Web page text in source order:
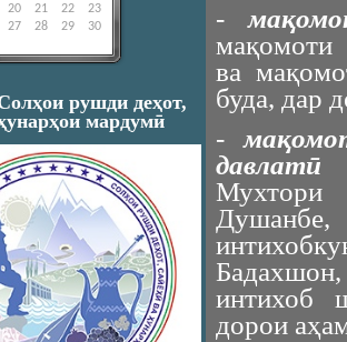
20 21 22
23
27 28 29
30
рушди деҳот,
мардумӣ
-
мақомоти
ва
буда, дар
-
давлатӣ
Мухтори
интихоб
дорои